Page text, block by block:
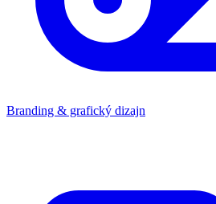
Branding & grafický dizajn